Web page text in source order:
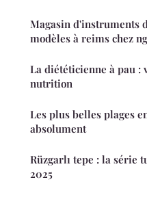
Magasin d'instruments
modèles à reims chez
La diététicienne à pau
nutrition
Les plus belles plages
absolument
Rüzgarlı tepe : la série
2025